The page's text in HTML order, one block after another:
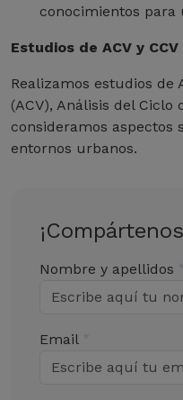
conocimientos para
Estudios de ACV y CCV
Realizamos estudios de
(ACV), Análisis del Ciclo
consideramos aspectos
entornos urbanos.
Nombre y apellidos
Email